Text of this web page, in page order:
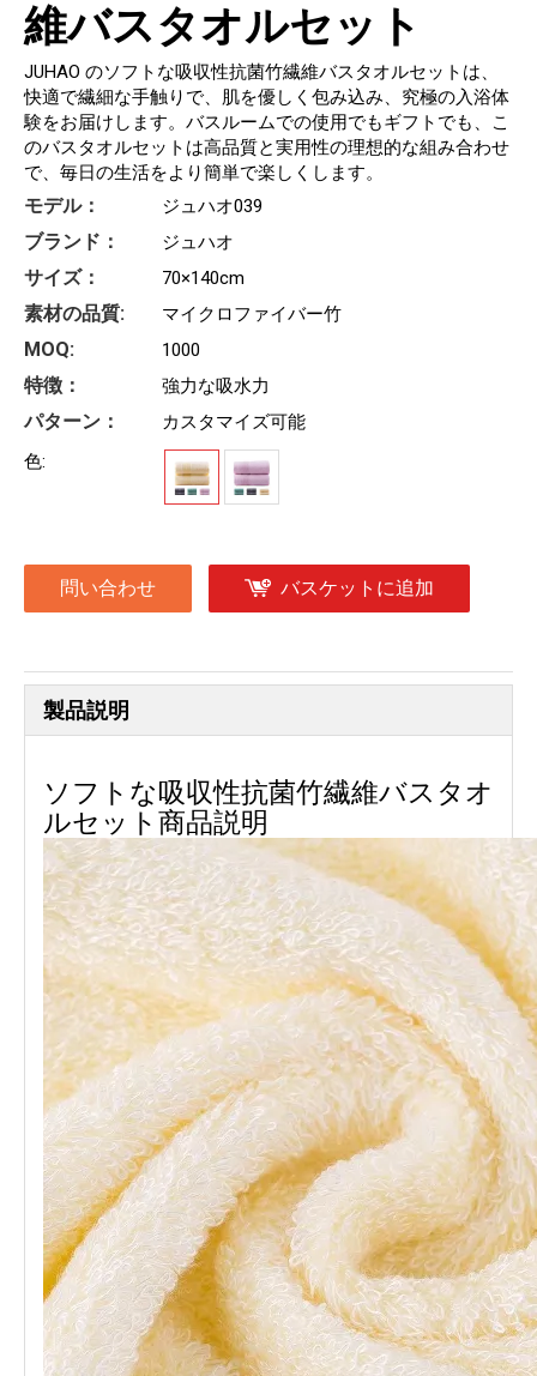
維バスタオルセット
JUHAO のソフトな吸収性抗菌竹繊維バスタオルセットは、
快適で繊細な手触りで、肌を優しく包み込み、究極の入浴体
験をお届けします。バスルームでの使用でもギフトでも、こ
のバスタオルセットは高品質と実用性の理想的な組み合わせ
で、毎日の生活をより簡単で楽しくします。
モデル： ジュハオ039
ブランド： ジュハオ
サイズ： 70×140cm
素材の品質: マイクロファイバー竹
MOQ: 1000
特徴： 強力な吸水力
パターン：
カスタマイズ可能
色:
問い合わせ バスケットに追加
製品説明
ソフトな吸収性抗菌竹繊維バスタオ
ルセット商品説明